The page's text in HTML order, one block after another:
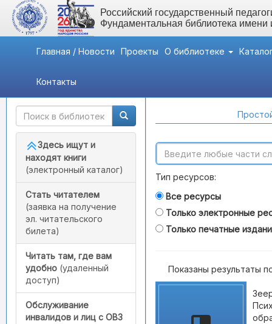
Российский государственный
Фундаментальная библиотека
Главная / Новости Проекты О библиотеке
Контакты
Быстрый доступ
Здесь ищут и
находят книги
(электронный каталог)
Стать читателем
(заявка на получение
эл. читательского
билета)
Читать там, где вам
удобно (удаленный
доступ)
Обслуживание
инвалидов и лиц с ОВЗ
Тип ресурсов:
Все ресурсы
Только электронные
Только печатные
Показаны результаты